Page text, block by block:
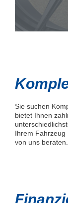
Sie suchen
bietet Ihnen
Ihrem Fahrzeug
von uns beraten.